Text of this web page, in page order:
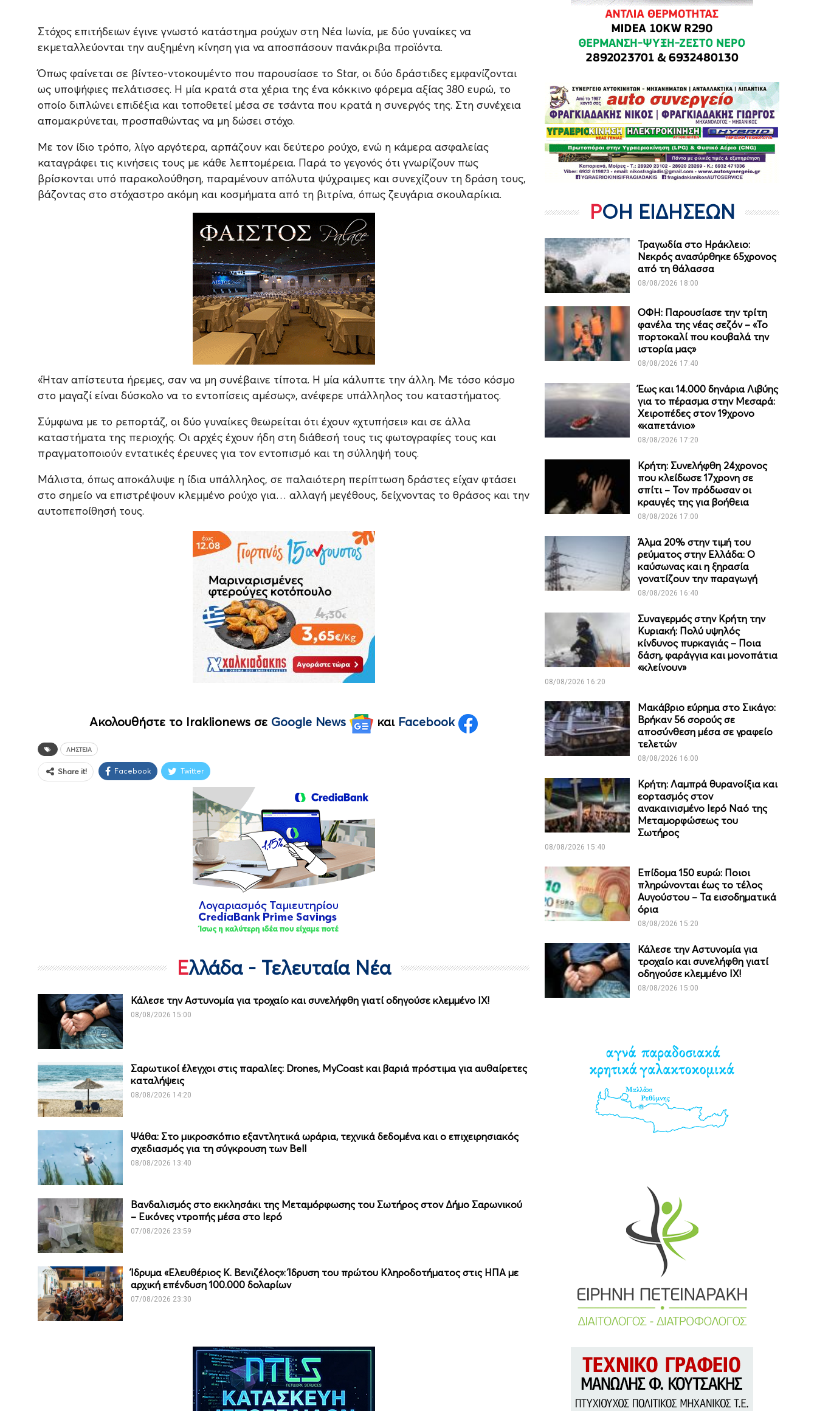
Στόχος επιτήδειων έγινε γνωστό κατάστημα ρούχων στη Νέα Ιωνία, με δύο γυναίκες να
εκμεταλλεύονται την αυξημένη κίνηση για να αποσπάσουν πανάκριβα προϊόντα.
Όπως φαίνεται σε βίντεο-ντοκουμέντο που παρουσίασε το Star, οι δύο δράστιδες εμφανίζονται
ως υποψήφιες πελάτισσες. Η μία κρατά στα χέρια της ένα κόκκινο φόρεμα αξίας 380 ευρώ, το
οποίο διπλώνει επιδέξια και τοποθετεί μέσα σε τσάντα που κρατά η συνεργός της. Στη συνέχεια
απομακρύνεται, προσπαθώντας να μη δώσει στόχο.
Με τον ίδιο τρόπο, λίγο αργότερα, αρπάζουν και δεύτερο ρούχο, ενώ η κάμερα ασφαλείας
καταγράφει τις κινήσεις τους με κάθε λεπτομέρεια. Παρά το γεγονός ότι γνωρίζουν πως
βρίσκονται υπό παρακολούθηση, παραμένουν απόλυτα ψύχραιμες και συνεχίζουν τη δράση τους,
βάζοντας στο στόχαστρο ακόμη και κοσμήματα από τη βιτρίνα, όπως ζευγάρια σκουλαρίκια.
«Ήταν απίστευτα ήρεμες, σαν να μη συνέβαινε τίποτα. Η μία κάλυπτε την άλλη. Με τόσο κόσμο
στο μαγαζί είναι δύσκολο να το εντοπίσεις αμέσως», ανέφερε υπάλληλος του καταστήματος.
Σύμφωνα με το ρεπορτάζ, οι δύο γυναίκες θεωρείται ότι έχουν «χτυπήσει» και σε άλλα
καταστήματα της περιοχής. Οι αρχές έχουν ήδη στη διάθεσή τους τις φωτογραφίες τους και
πραγματοποιούν εντατικές έρευνες για τον εντοπισμό και τη σύλληψή τους.
Μάλιστα, όπως αποκάλυψε η ίδια υπάλληλος, σε παλαιότερη περίπτωση δράστες είχαν φτάσει
στο σημείο να επιστρέψουν κλεμμένο ρούχο για… αλλαγή μεγέθους, δείχνοντας το θράσος και την
αυτοπεποίθησή τους.
Ακολουθήστε το Iraklionews σε Google News και Facebook
ΛΗΣΤΕΊΑ
Share it! Facebook Twitter
Ελλάδα - Τελευταία Νέα
Κάλεσε την Αστυνομία για τροχαίο και συνελήφθη γιατί οδηγούσε κλεμμένο ΙΧ!
08/08/2026 15:00
Σαρωτικοί έλεγχοι στις παραλίες: Drones, MyCoast και βαριά πρόστιμα για αυθαίρετες
καταλήψεις
08/08/2026 14:20
Ψάθα: Στο μικροσκόπιο εξαντλητικά ωράρια, τεχνικά δεδομένα και ο επιχειρησιακός
σχεδιασμός για τη σύγκρουση των Bell
08/08/2026 13:40
Βανδαλισμός στο εκκλησάκι της Μεταμόρφωσης του Σωτήρος στον Δήμο Σαρωνικού
– Εικόνες ντροπής μέσα στο Ιερό
07/08/2026 23:59
Ίδρυμα «Ελευθέριος Κ. Βενιζέλος»: Ίδρυση του πρώτου Κληροδοτήματος στις ΗΠΑ με
αρχική επένδυση 100.000 δολαρίων
07/08/2026 23:30
ΡΟΗ ΕΙΔΗΣΕΩΝ
Τραγωδία στο Ηράκλειο:
Νεκρός ανασύρθηκε 65χρονος
από τη θάλασσα
08/08/2026 18:00
ΟΦΗ: Παρουσίασε την τρίτη
φανέλα της νέας σεζόν – «Το
πορτοκαλί που κουβαλά την
ιστορία μας»
08/08/2026 17:40
Έως και 14.000 δηνάρια Λιβύης
για το πέρασμα στην Μεσαρά:
Χειροπέδες στον 19χρονο
«καπετάνιο»
08/08/2026 17:20
Κρήτη: Συνελήφθη 24χρονος
που κλείδωσε 17χρονη σε
σπίτι – Τον πρόδωσαν οι
κραυγές της για βοήθεια
08/08/2026 17:00
Άλμα 20% στην τιμή του
ρεύματος στην Ελλάδα: Ο
καύσωνας και η ξηρασία
γονατίζουν την παραγωγή
08/08/2026 16:40
Συναγερμός στην Κρήτη την
Κυριακή: Πολύ υψηλός
κίνδυνος πυρκαγιάς – Ποια
δάση, φαράγγια και μονοπάτια
«κλείνουν»
08/08/2026 16:20
Μακάβριο εύρημα στο Σικάγο:
Βρήκαν 56 σορούς σε
αποσύνθεση μέσα σε γραφείο
τελετών
08/08/2026 16:00
Κρήτη: Λαμπρά θυρανοίξια και
εορτασμός στον
ανακαινισμένο Ιερό Ναό της
Μεταμορφώσεως του
Σωτήρος
08/08/2026 15:40
Επίδομα 150 ευρώ: Ποιοι
πληρώνονται έως το τέλος
Αυγούστου – Τα εισοδηματικά
όρια
08/08/2026 15:20
Κάλεσε την Αστυνομία για
τροχαίο και συνελήφθη γιατί
οδηγούσε κλεμμένο ΙΧ!
08/08/2026 15:00